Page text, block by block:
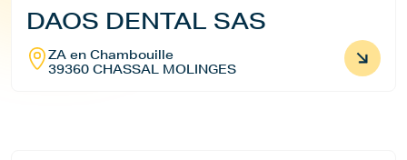
DAOS DENTAL SAS
ZA en Chambouille
39360 CHASSAL MOLINGES